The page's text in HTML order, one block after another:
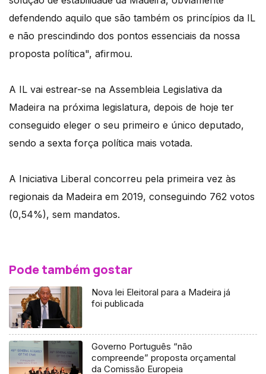
defendendo aquilo que são também os princípios da IL
e não prescindindo dos pontos essenciais da nossa
proposta política", afirmou.
A IL vai estrear-se na Assembleia Legislativa da
Madeira na próxima legislatura, depois de hoje ter
conseguido eleger o seu primeiro e único deputado,
sendo a sexta força política mais votada.
A Iniciativa Liberal concorreu pela primeira vez às
regionais da Madeira em 2019, conseguindo 762 votos
(0,54%), sem mandatos.
Pode também gostar
Nova lei Eleitoral para a Madeira já
foi publicada
Governo Português “não
compreende” proposta orçamental
da Comissão Europeia